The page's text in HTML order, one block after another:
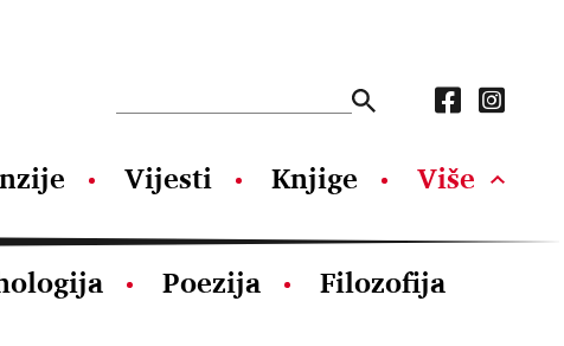
Vijesti Knjige Više
Poezija Filozofija